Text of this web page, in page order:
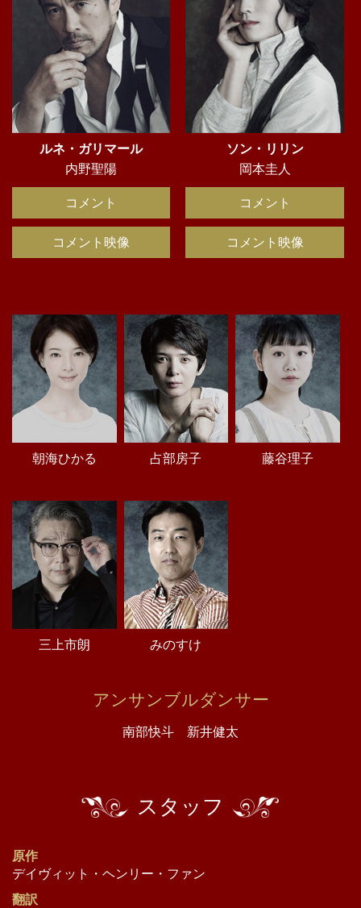
ルネ・ガリマール
内野聖陽
コメント
コメント映像
ソン・リリン
岡本圭人
コメント
コメント映像
朝海ひかる 占部房子 藤谷理子
三上市朗 みのすけ
アンサンブルダンサー
南部快斗 新井健太
スタッフ
原作
デイヴィット・ヘンリー・ファン
翻訳